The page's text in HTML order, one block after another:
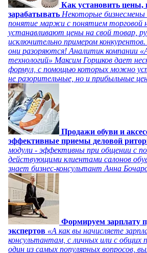
Как установить цены,
зарабатывать Некоторые
понятие маржи с понятием торговой
устанавливают цены на свой товар,
исключительно примером
они разоряются! Аналитик компании
технологий» Максим Горшков дает
формул, с помощью которых можно
не разорительные, но и прибыльные
Продажи обуви и
эффективные приемы деловой
модули - эффективны при общении с
действующими клиентами салонов
знает бизнес-консультант Анна
Формируем зарплату
экспертов «А как вы начисляете
консультантам, с личных или с общих
один из самых популярных вопросов,